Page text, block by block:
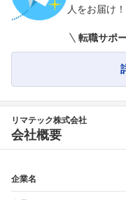
人をお届け！
転職サポ
リマテック株式会社
会社概要
企業名